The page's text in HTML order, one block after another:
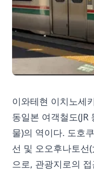
이와테현 이치노세
동일본 여객철도(JR
물)의 역이다. 도호
선 및 오오후나토선
으로, 관광지로의